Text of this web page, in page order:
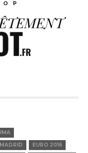
EURO 2016